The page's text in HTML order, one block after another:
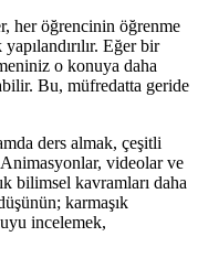
her öğrencinin öğrenme
Eğer bir
o konuya daha
Bu, müfredatta geride
ders almak, çeşitli
videolar ve
bilimsel kavramları daha
karmaşık
incelemek,